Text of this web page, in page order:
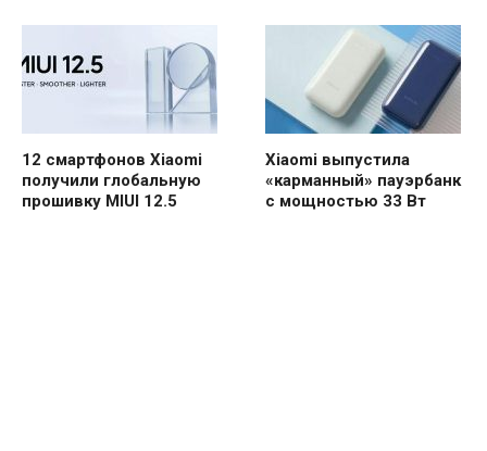
12 смартфонов Xiaomi
получили глобальную
прошивку MIUI 12.5
Xiaomi выпустила
«карманный» пауэрбанк
с мощностью 33 Вт